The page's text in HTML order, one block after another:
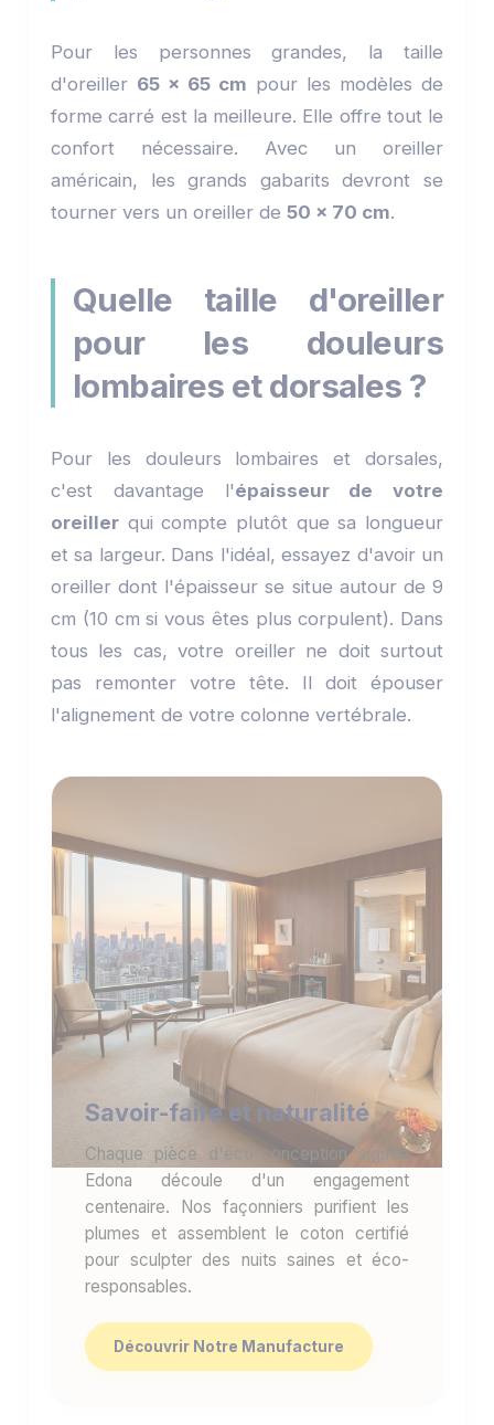
Pour les personnes grandes, la taille
d'oreiller 65 x 65 cm pour les modèles de
forme carré est la meilleure. Elle offre tout le
confort nécessaire. Avec un oreiller
américain, les grands gabarits devront se
tourner vers un oreiller de 50 x 70 cm.
Quelle taille d'oreiller
pour les douleurs
lombaires et dorsales ?
Pour les douleurs lombaires et dorsales,
c'est davantage l'épaisseur de votre
oreiller qui compte plutôt que sa longueur
et sa largeur. Dans l'idéal, essayez d'avoir un
oreiller dont l'épaisseur se situe autour de 9
cm (10 cm si vous êtes plus corpulent). Dans
tous les cas, votre oreiller ne doit surtout
pas remonter votre tête. Il doit épouser
l'alignement de votre colonne vertébrale.
Savoir-faire et naturalité
Chaque pièce d'éco-conception signée
Edona découle d'un engagement
centenaire. Nos façonniers purifient les
plumes et assemblent le coton certifié
pour sculpter des nuits saines et éco-
responsables.
Découvrir Notre Manufacture